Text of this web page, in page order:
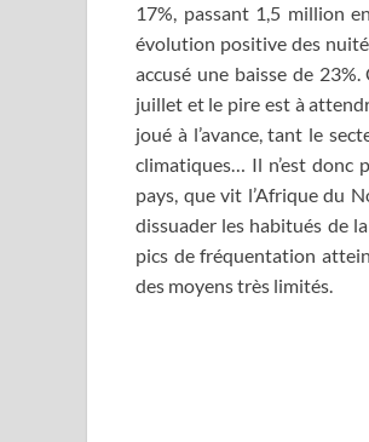
17%, passant 1,5 million
évolution positive des
accusé une baisse de
juillet et le pire est à
joué à l’avance, tant le
climatiques… Il n’est donc
pays, que vit l’Afrique du
dissuader les habitués de
pics de fréquentation
des moyens très limités.